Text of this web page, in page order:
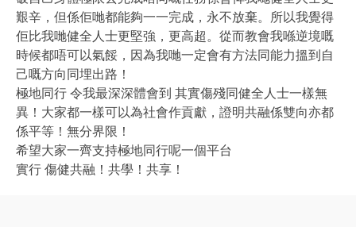
艱辛，但係佢哋都能夠一一完成，永不放棄。所以我覺得
佢比我哋健全人士更堅強，更高超。從而教會我喺逆境嘅
時候都唔可以氣餒，因為我哋一定會有方法同能力搵到自
己嘅方向同埋出路！
極地同行 令我最深深體會到 其實傷殘同健全人士一樣無
異！大家都一樣可以為社會作貢獻，證明共融係雙向亦都
係平等！無分界限！
希望大家一齊支持極地同行呢一個平台
實行 傷健共融！共學！共享！